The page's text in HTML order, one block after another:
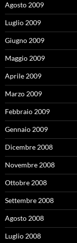
Agosto 2009
Luglio 2009
Giugno 2009
Maggio 2009
Aprile 2009
Marzo 2009
Febbraio 2009
Gennaio 2009
Dicembre 2008
Novembre 2008
Ottobre 2008
Settembre 2008
Agosto 2008
Luglio 2008